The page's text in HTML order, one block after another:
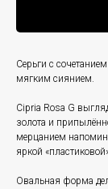
Серьги с
мягким сиянием.
Cipria Rosa G
золота и
мерцанием
яркой
Овальная форма